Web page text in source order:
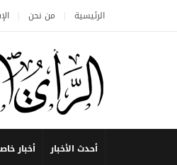
الرئيسية من نحن
أحدث الأخبار أخبار